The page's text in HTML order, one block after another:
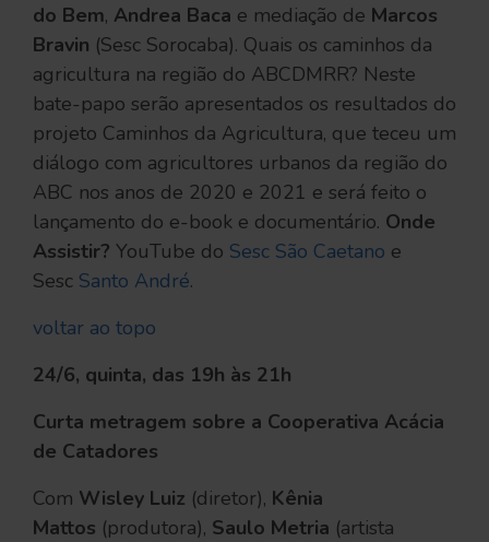
do Bem, Andrea Baca e mediação de Marcos
Bravin (Sesc Sorocaba). Quais os caminhos da
agricultura na região do ABCDMRR? Neste
bate-papo serão apresentados os resultados do
projeto Caminhos da Agricultura, que teceu um
diálogo com agricultores urbanos da região do
ABC nos anos de 2020 e 2021 e será feito o
lançamento do e-book e documentário. Onde
Assistir? YouTube do Sesc São Caetano e
Sesc Santo André.
voltar ao topo
24/6, quinta, das 19h às 21h
Curta metragem sobre a Cooperativa Acácia
de Catadores
Com Wisley Luiz (diretor), Kênia
Mattos (produtora), Saulo Metria (artista